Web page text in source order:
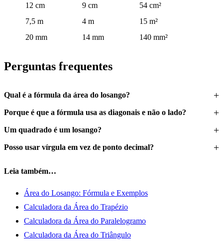
12 cm
9 cm
54 cm²
7,5 m
4 m
15 m²
20 mm
14 mm 140 mm²
Perguntas frequentes
Qual é a fórmula da área do losango?
Porque é que a fórmula usa as diagonais e não o lado?
Um quadrado é um losango?
Posso usar vírgula em vez de ponto decimal?
Leia também…
Área do Losango: Fórmula e Exemplos
Calculadora da Área do Trapézio
Calculadora da Área do Paralelogramo
Calculadora da Área do Triângulo